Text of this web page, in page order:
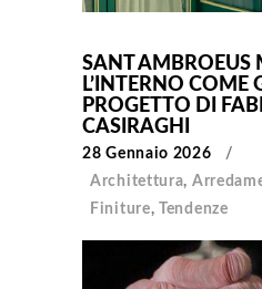
SANT AMBROEUS
L’INTERNO COME
PROGETTO DI
CASIRAGHI
28 Gennaio 2026
Architettura,
Finiture, Tendenze